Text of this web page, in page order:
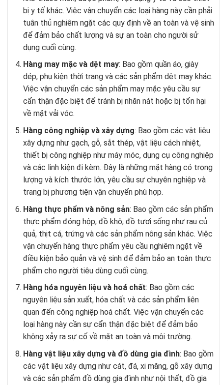
bị y tế khác. Việc vận chuyển các loại hàng này cần phải
tuân thủ nghiêm ngặt các quy định về an toàn và vệ sinh
để đảm bảo chất lượng và sự an toàn cho người sử
dụng cuối cùng.
Hàng may mặc và dệt may: Bao gồm quần áo, giày
dép, phụ kiện thời trang và các sản phẩm dệt may khác.
Việc vận chuyển các sản phẩm may mặc yêu cầu sự
cẩn thận đặc biệt để tránh bị nhăn nát hoặc bị tổn hại
về mặt vải vóc.
Hàng công nghiệp và xây dựng: Bao gồm các vật liệu
xây dựng như gạch, gỗ, sắt thép, vật liệu cách nhiệt,
thiết bị công nghiệp như máy móc, dụng cụ công nghiệp
và các linh kiện đi kèm. Đây là những mặt hàng có trọng
lượng và kích thước lớn, yêu cầu sự chuyên nghiệp và
trang bị phương tiện vận chuyển phù hợp.
Hàng thực phẩm và nông sản: Bao gồm các sản phẩm
thực phẩm đóng hộp, đồ khô, đồ tươi sống như rau củ
quả, thịt cá, trứng và các sản phẩm nông sản khác. Việc
vận chuyển hàng thực phẩm yêu cầu nghiêm ngặt về
điều kiện bảo quản và vệ sinh để đảm bảo an toàn thực
phẩm cho người tiêu dùng cuối cùng.
Hàng hóa nguyên liệu và hoá chất: Bao gồm các
nguyên liệu sản xuất, hóa chất và các sản phẩm liên
quan đến công nghiệp hoá chất. Việc vận chuyển các
loại hàng này cần sự cẩn thận đặc biệt để đảm bảo
không xảy ra sự cố về mặt an toàn và môi trường.
Hàng vật liệu xây dựng và đồ dùng gia đình: Bao gồm
các vật liệu xây dựng như cát, đá, xi măng, gỗ xây dựng
và các sản phẩm đồ dùng gia đình như nội thất, đồ gia